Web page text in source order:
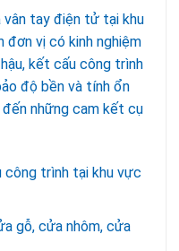
vân tay điện tử tại khu
đơn vị có kinh nghiệm
kết cấu công trình
độ bền và tính ổn
những cam kết cụ
công trình tại khu vực
gỗ, cửa nhôm, cửa